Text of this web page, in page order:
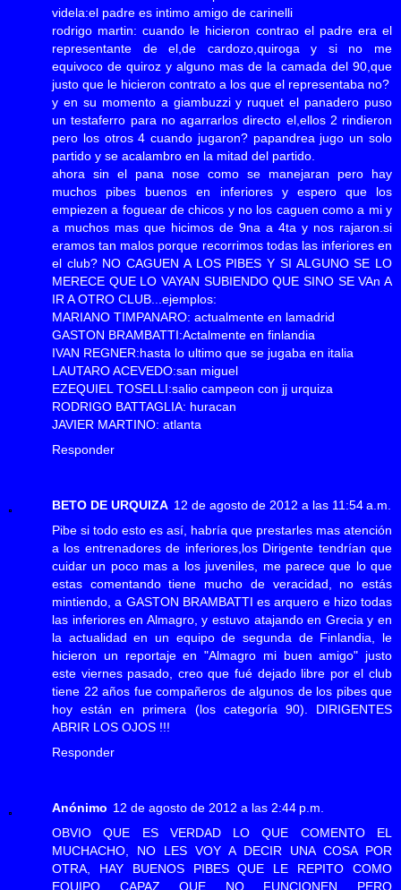
videla:el padre es intimo amigo de carinelli
rodrigo martin: cuando le hicieron contrao el padre era el
representante de el,de cardozo,quiroga y si no me
equivoco de quiroz y alguno mas de la camada del 90,que
justo que le hicieron contrato a los que el representaba no?
y en su momento a giambuzzi y ruquet el panadero puso
un testaferro para no agarrarlos directo el,ellos 2 rindieron
pero los otros 4 cuando jugaron? papandrea jugo un solo
partido y se acalambro en la mitad del partido.
ahora sin el pana nose como se manejaran pero hay
muchos pibes buenos en inferiores y espero que los
empiezen a foguear de chicos y no los caguen como a mi y
a muchos mas que hicimos de 9na a 4ta y nos rajaron.si
eramos tan malos porque recorrimos todas las inferiores en
el club? NO CAGUEN A LOS PIBES Y SI ALGUNO SE LO
MERECE QUE LO VAYAN SUBIENDO QUE SINO SE VAn A
IR A OTRO CLUB...ejemplos:
MARIANO TIMPANARO: actualmente en lamadrid
GASTON BRAMBATTI:Actalmente en finlandia
IVAN REGNER:hasta lo ultimo que se jugaba en italia
LAUTARO ACEVEDO:san miguel
EZEQUIEL TOSELLI:salio campeon con jj urquiza
RODRIGO BATTAGLIA: huracan
JAVIER MARTINO: atlanta
Responder
BETO DE URQUIZA 12 de agosto de 2012 a las 11:54 a.m.
Pibe si todo esto es así, habría que prestarles mas atención
a los entrenadores de inferiores,los Dirigente tendrían que
cuidar un poco mas a los juveniles, me parece que lo que
estas comentando tiene mucho de veracidad, no estás
mintiendo, a GASTON BRAMBATTI es arquero e hizo todas
las inferiores en Almagro, y estuvo atajando en Grecia y en
la actualidad en un equipo de segunda de Finlandia, le
hicieron un reportaje en "Almagro mi buen amigo" justo
este viernes pasado, creo que fué dejado libre por el club
tiene 22 años fue compañeros de algunos de los pibes que
hoy están en primera (los categoría 90). DIRIGENTES
ABRIR LOS OJOS !!!
Responder
Anónimo 12 de agosto de 2012 a las 2:44 p.m.
OBVIO QUE ES VERDAD LO QUE COMENTO EL
MUCHACHO, NO LES VOY A DECIR UNA COSA POR
OTRA, HAY BUENOS PIBES QUE LE REPITO COMO
EQUIPO CAPAZ QUE NO FUNCIONEN PERO